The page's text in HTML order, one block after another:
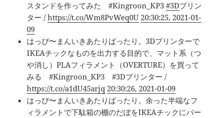
スタンドを作ってみた #Kingroon_KP3#3Dプリン
ター /https://t.co/Wm8PvWeq0U 20:30:25, 2021-01-
09
はっぴ〜まんいきあたりばったり。3Dプリンターで
IKEAチックなものを出力する目的で、マット系（つ
や消し）PLAフィラメント（OVERTURE）を買って
みる #Kingroon_KP3 #3Dプリンター /
https://t.co/a1dU45arjq 20:30:26, 2021-01-09
はっぴ〜まんいきあたりばったり。余った半端なフ
ィラメントで下駄箱の棚のだぼをIKEAチックにバー